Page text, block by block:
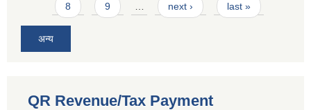
8 9 … next › last »
अन्य
QR Revenue/Tax Payment